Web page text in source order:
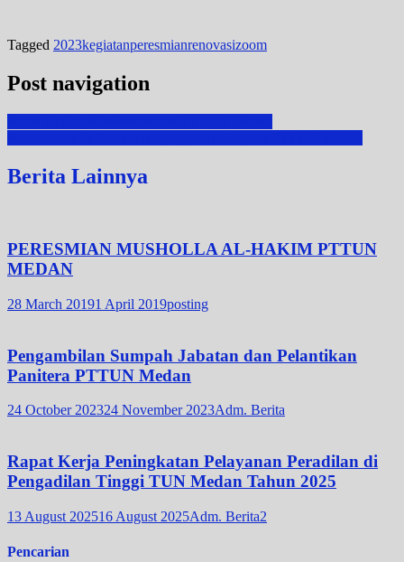
Tagged 2023kegiatanperesmianrenovasizoom
Post navigation
Berita Lainnya
PERESMIAN MUSHOLLA AL-HAKIM PTTUN
MEDAN
28 March 20191 April 2019posting
Pengambilan Sumpah Jabatan dan Pelantikan
Panitera PTTUN Medan
24 October 202324 November 2023Adm. Berita
Rapat Kerja Peningkatan Pelayanan Peradilan di
Pengadilan Tinggi TUN Medan Tahun 2025
13 August 202516 August 2025Adm. Berita2
Pencarian